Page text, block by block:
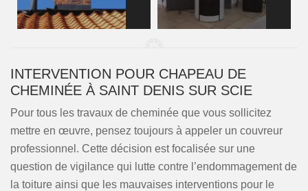
INTERVENTION POUR CHAPEAU DE
CHEMINÉE À SAINT DENIS SUR SCIE
Pour tous les travaux de cheminée que vous sollicitez
mettre en œuvre, pensez toujours à appeler un couvreur
professionnel. Cette décision est focalisée sur une
question de vigilance qui lutte contre l’endommagement de
la toiture ainsi que les mauvaises interventions pour le